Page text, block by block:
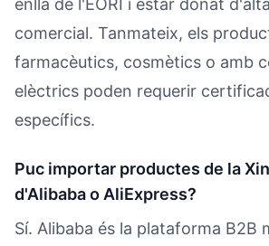
comercial. Tanmateix, els
farmacèutics, cosmètics o amb
elèctrics poden requerir
específics.
Puc importar productes de la
d'Alibaba o AliExpress?
Sí. Alibaba és la plataforma B2B